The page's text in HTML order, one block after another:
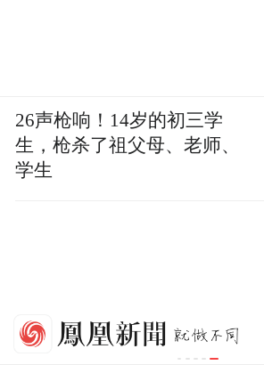
SK海力士砸54万亿韩元新建两
座晶圆厂：扩容内存产能 最快
26声枪响！14岁的初三学
生，枪杀了祖父母、老师、
学生